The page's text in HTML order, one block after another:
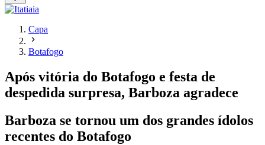
Capa
Botafogo
Após vitória do Botafogo e festa de
despedida surpresa, Barboza agradece
Barboza se tornou um dos grandes ídolos
recentes do Botafogo